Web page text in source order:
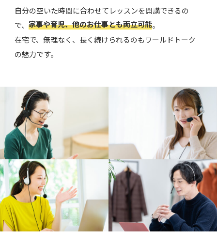
自分の空いた時間に合わせてレッスンを開講できるの
で、 家事や育児、他のお仕事とも両立可能。
在宅で、無理なく、長く続けられるのもワールドトーク
の魅力です。